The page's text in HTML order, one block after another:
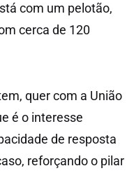
com um pelotão,
cerca de 120
quer com a União
é o interesse
de resposta
reforçando o pilar